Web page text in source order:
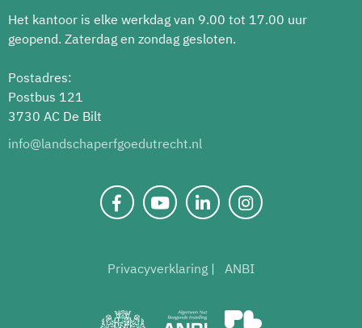
Het kantoor is elke werkdag van 9.00 tot 17.00 uur
geopend. Zaterdag en zondag gesloten.
Postadres:
Postbus 121
3730 AC De Bilt
info@landschaperfgoedutrecht.nl
Privacyverklaring ANBI